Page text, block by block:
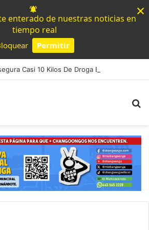
enterado de nuestras noticias en
tiempo real
Permitir
×